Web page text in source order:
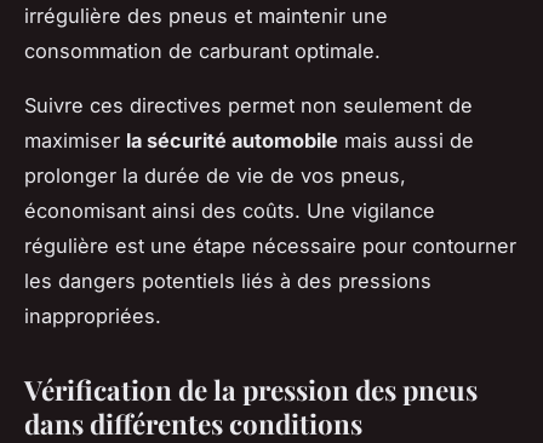
irrégulière des pneus et maintenir une
consommation de carburant optimale.
Suivre ces directives permet non seulement de
maximiser la sécurité automobile mais aussi de
prolonger la durée de vie de vos pneus,
économisant ainsi des coûts. Une vigilance
régulière est une étape nécessaire pour contourner
les dangers potentiels liés à des pressions
inappropriées.
Vérification de la pression des pneus
dans différentes conditions